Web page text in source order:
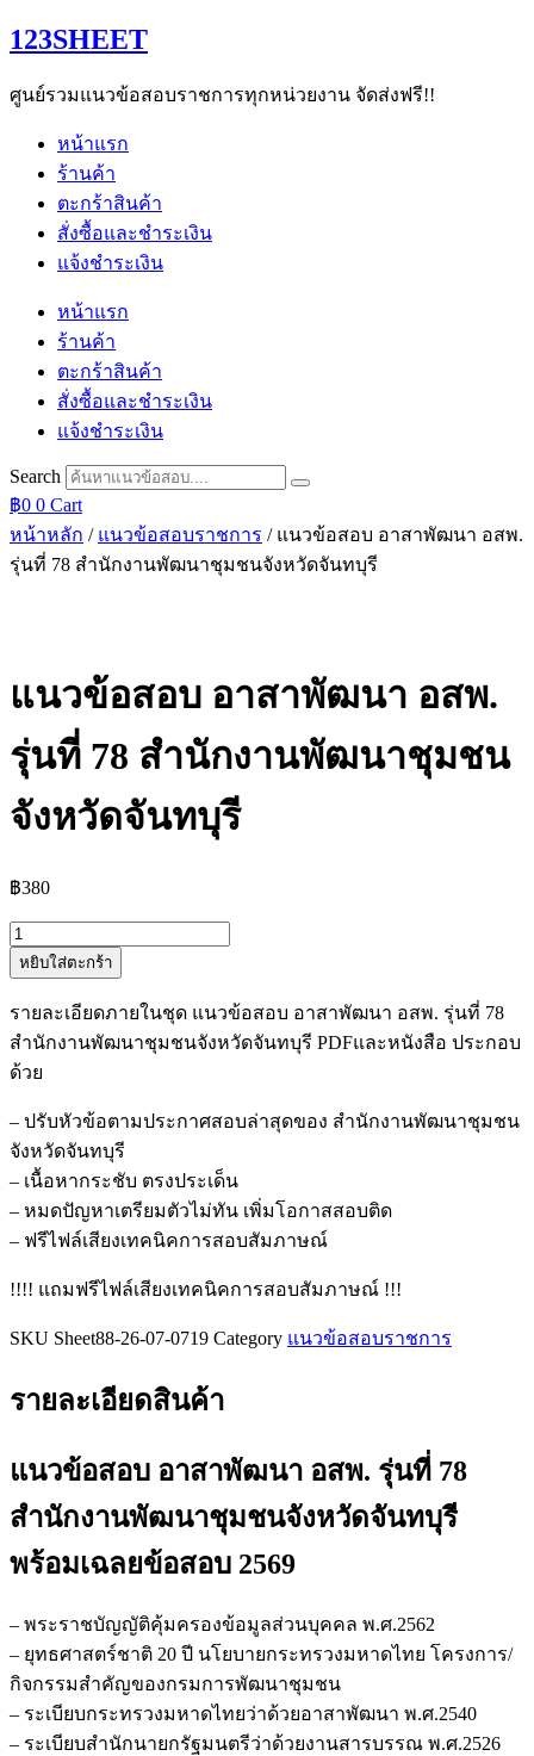
Skip
to
123SHEET
ศูนย์รวมแนวข้อสอบราชการทุกหน่วยงาน จัดส่งฟรี!!
หน้าแรก
ร้านค้า
ตะกร้าสินค้า
สั่งซื้อและชำระเงิน
แจ้งชำระเงิน
หน้าแรก
ร้านค้า
ตะกร้าสินค้า
สั่งซื้อและชำระเงิน
แจ้งชำระเงิน
Search
฿0 0 Cart
หน้าหลัก / แนวข้อสอบราชการ / แนวข้อสอบ อาสาพัฒนา อสพ.
รุ่นที่ 78 สำนักงานพัฒนาชุมชนจังหวัดจันทบุรี
แนวข้อสอบ อาสาพัฒนา อสพ.
รุ่นที่ 78 สำนักงานพัฒนาชุมชน
จังหวัดจันทบุรี
฿380
จำนวน
แนว
อาสา
พัฒนา
อสพ.
รุ่น
ที่
จังหวัด
ชิ้น
หยิบใส่ตะกร้า
รายละเอียดภายในชุด แนวข้อสอบ อาสาพัฒนา อสพ. รุ่นที่ 78
สำนักงานพัฒนาชุมชนจังหวัดจันทบุรี PDFและหนังสือ ประกอบ
ด้วย
– ปรับหัวข้อตามประกาศสอบล่าสุดของ สำนักงานพัฒนาชุมชน
จังหวัดจันทบุรี
– เนื้อหากระชับ ตรงประเด็น
– หมดปัญหาเตรียมตัวไม่ทัน เพิ่มโอกาสสอบติด
– ฟรีไฟล์เสียงเทคนิคการสอบสัมภาษณ์
!!!! แถมฟรีไฟล์เสียงเทคนิคการสอบสัมภาษณ์ !!!
SKU Sheet88-26-07-0719 Category แนวข้อสอบราชการ
รายละเอียดสินค้า
แนวข้อสอบ อาสาพัฒนา อสพ. รุ่นที่ 78
สำนักงานพัฒนาชุมชนจังหวัดจันทบุรี
พร้อมเฉลยข้อสอบ 2569
– พระราชบัญญัติคุ้มครองข้อมูลส่วนบุคคล พ.ศ.2562
– ยุทธศาสตร์ชาติ 20 ปี นโยบายกระทรวงมหาดไทย โครงการ/
กิจกรรมสำคัญของกรมการพัฒนาชุมชน
– ระเบียบกระทรวงมหาดไทยว่าด้วยอาสาพัฒนา พ.ศ.2540
– ระเบียบสำนักนายกรัฐมนตรีว่าด้วยงานสารบรรณ พ.ศ.2526